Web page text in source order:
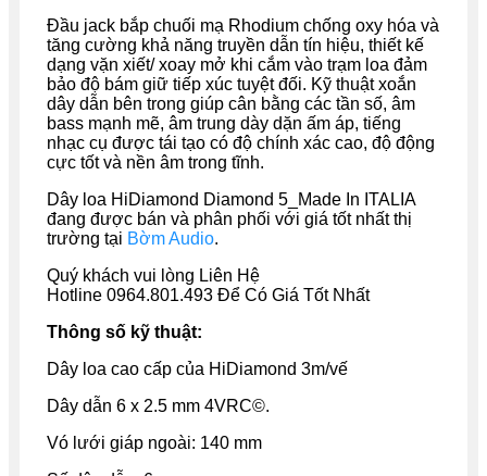
Đầu jack bắp chuối mạ Rhodium chống oxy hóa và
tăng cường khả năng truyền dẫn tín hiệu, thiết kế
dạng vặn xiết/ xoay mở khi cắm vào trạm loa đảm
bảo độ bám giữ tiếp xúc tuyệt đối. Kỹ thuật xoắn
dây dẫn bên trong giúp cân bằng các tần số, âm
bass mạnh mẽ, âm trung dày dặn ấm áp, tiếng
nhạc cụ được tái tạo có độ chính xác cao, độ động
cực tốt và nền âm trong tĩnh.
Dây loa HiDiamond Diamond 5_Made In ITALIA
đang được bán và phân phối với giá tốt nhất thị
trường tại Bờm Audio.
Quý khách vui lòng Liên Hệ
Hotline 0964.801.493 Để Có Giá Tốt Nhất
Thông số kỹ thuật:
Dây loa cao cấp của HiDiamond 3m/vế
Dây dẫn 6 x 2.5 mm 4VRC©.
Vó lưới giáp ngoài: 140 mm